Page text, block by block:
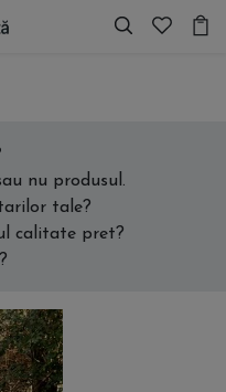
nu produsul.
tale?
calitate pret?